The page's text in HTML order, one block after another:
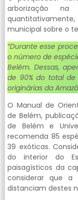
arborização
municipal sobre o
“Durante esse
o número de
Belém. Dessas,
de 90% do total
originárias da
O Manual de
de Belém,
de Belém e
recomenda 85
39 exóticas.
do interior do
paisagísticos da
considerar que a
distanciam destes